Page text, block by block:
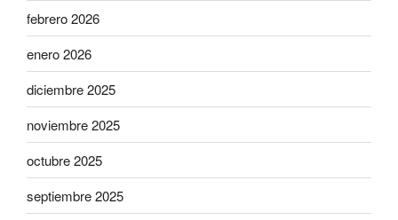
febrero 2026
enero 2026
diciembre 2025
noviembre 2025
octubre 2025
septiembre 2025